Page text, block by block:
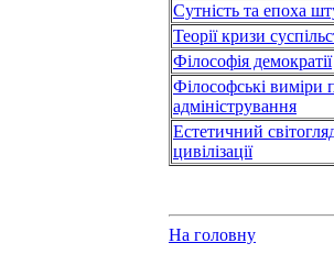
Сутність та епоха
Теорії кризи
Філософія демократії
Філософські виміри
адміністрування
Естетичний
цивілізації
На головну